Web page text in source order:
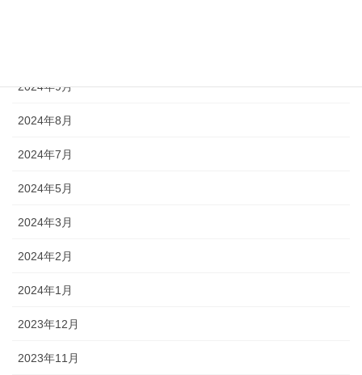
2024年9月
2024年8月
2024年7月
2024年5月
2024年3月
2024年2月
2024年1月
2023年12月
2023年11月